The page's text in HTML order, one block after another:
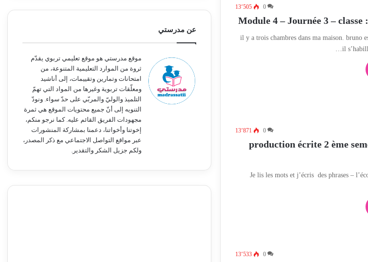
0 13٬505
Module 4 – Journée 3 – classe
il y a trois chambres dans ma maison. bruno
il
0 13٬871
production écrite 2 ème
3- Je lis les mots et j’écris des phrases –
0 13٬533
عن مدرستي
موقع مدرستي هو موقع تعليمي تربوي يقدّم
ثروة من الموارد التعليمية المتنوعة، من
امتحانات وتمارين وتقييمات، إلى أناشيد
ومعلّقات تربوية وغيرها من المواد التي تهمّ
التلميذ والوليّ والمربّي على حدّ سواء. ونودّ
التنويه إلى أنّ جميع محتويات الموقع هي ثمرة
مجهودات الفريق القائم عليه. كما نرجو منكم،
إخوتنا وأخواتنا، دعمنا بمشاركة المنشورات
عبر مواقع التواصل الاجتماعي مع ذكر المصدر،
ولكم جزيل الشكر والتقدير.